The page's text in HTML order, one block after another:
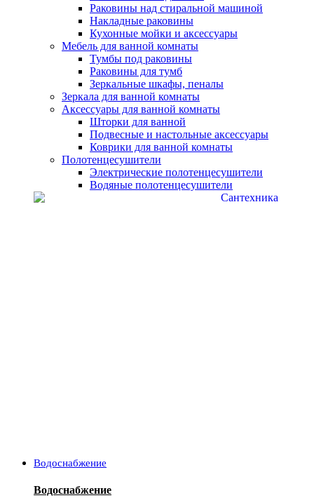
Раковины над стиральной машиной
Накладные раковины
Кухонные мойки и аксессуары
Мебель для ванной комнаты
Тумбы под раковины
Раковины для тумб
Зеркальные шкафы, пеналы
Зеркала для ванной комнаты
Аксессуары для ванной комнаты
Шторки для ванной
Подвесные и настольные аксессуары
Коврики для ванной комнаты
Полотенцесушители
Электрические полотенцесушители
Водяные полотенцесушители
Водоснабжение
Водоснабжение